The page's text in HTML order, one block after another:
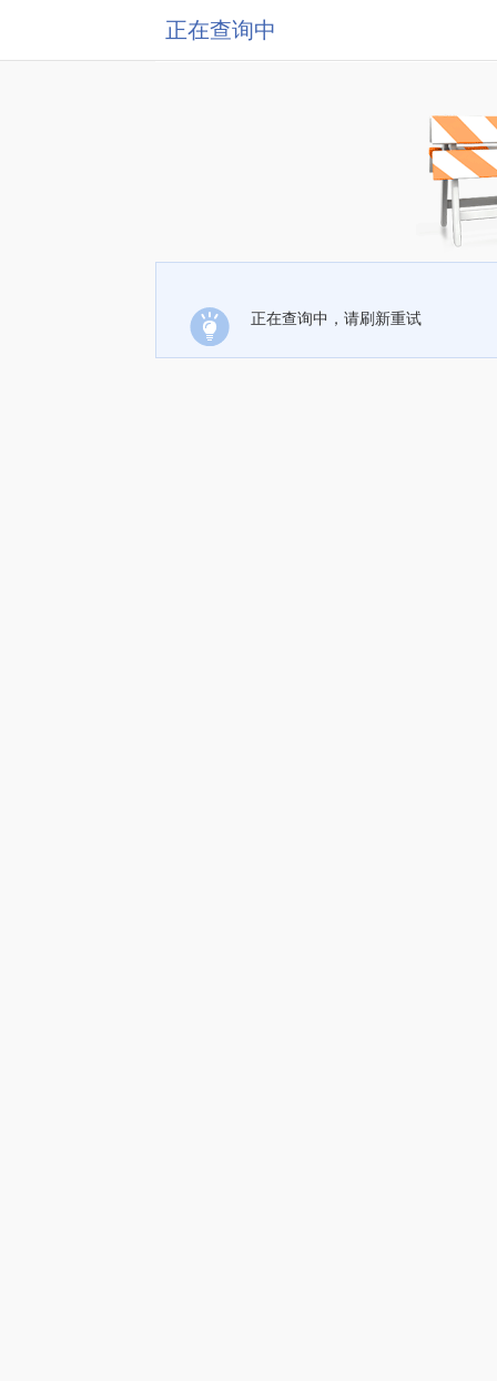
正在查询中
正在查询中，请刷新重试